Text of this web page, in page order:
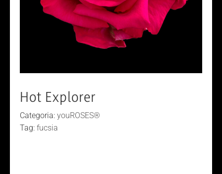
Hot Explorer
Categoria: youROSES®
Tag: fucsia